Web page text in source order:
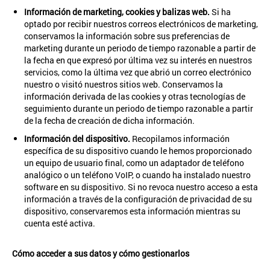
Información de marketing, cookies y balizas web. Si ha
optado por recibir nuestros correos electrónicos de marketing,
conservamos la información sobre sus preferencias de
marketing durante un periodo de tiempo razonable a partir de
la fecha en que expresó por última vez su interés en nuestros
servicios, como la última vez que abrió un correo electrónico
nuestro o visitó nuestros sitios web. Conservamos la
información derivada de las cookies y otras tecnologías de
seguimiento durante un periodo de tiempo razonable a partir
de la fecha de creación de dicha información.
Información del dispositivo. Recopilamos información
específica de su dispositivo cuando le hemos proporcionado
un equipo de usuario final, como un adaptador de teléfono
analógico o un teléfono VoIP, o cuando ha instalado nuestro
software en su dispositivo. Si no revoca nuestro acceso a esta
información a través de la configuración de privacidad de su
dispositivo, conservaremos esta información mientras su
cuenta esté activa.
Cómo acceder a sus datos y cómo gestionarlos